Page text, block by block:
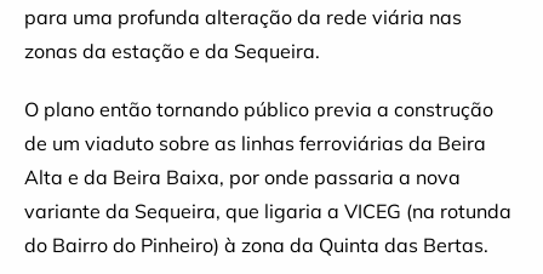
para uma profunda alteração da rede viária nas
zonas da estação e da Sequeira.
O plano então tornando público previa a construção
de um viaduto sobre as linhas ferroviárias da Beira
Alta e da Beira Baixa, por onde passaria a nova
variante da Sequeira, que ligaria a VICEG (na rotunda
do Bairro do Pinheiro) à zona da Quinta das Bertas.